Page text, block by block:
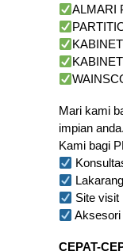
ALMARI
Mari kami
impian anda.
Kami bagi
Site visit
Aksesori
CEPAT-